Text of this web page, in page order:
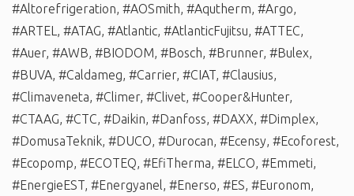
#Altorefrigeration, #AOSmith, #Aqutherm, #Argo,
#ARTEL , #ATAG, #Atlantic, #AtlanticFujitsu, #ATTEC,
#Auer, #AWB, #BIODOM, #Bosch, #Brunner, #Bulex,
#BUVA, #Caldameg, #Carrier, #CIAT, #Clausius,
#Climaveneta, #Climer, #Clivet, #Cooper&Hunter,
#CTAAG, #CTC, #Daikin, #Danfoss, #DAXX, #Dimplex,
#DomusaTeknik, #DUCO, #Durocan, #Ecensy, #Ecoforest,
#Ecopomp, #ECOTEQ, #EfiTherma, #ELCO, #Emmeti,
#EnergieEST, #Energyanel, #Enerso, #ES, #Euronom,